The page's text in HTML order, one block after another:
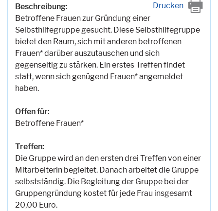
Drucken
Beschreibung:
Betroffene Frauen zur Gründung einer
Selbsthilfegruppe gesucht. Diese Selbsthilfegruppe
bietet den Raum, sich mit anderen betroffenen
Frauen* darüber auszutauschen und sich
gegenseitig zu stärken. Ein erstes Treffen findet
statt, wenn sich genügend Frauen* angemeldet
haben.
Offen für:
Betroffene Frauen*
Treffen:
Die Gruppe wird an den ersten drei Treffen von einer
Mitarbeiterin begleitet. Danach arbeitet die Gruppe
selbstständig. Die Begleitung der Gruppe bei der
Gruppengründung kostet für jede Frau insgesamt
20,00 Euro.